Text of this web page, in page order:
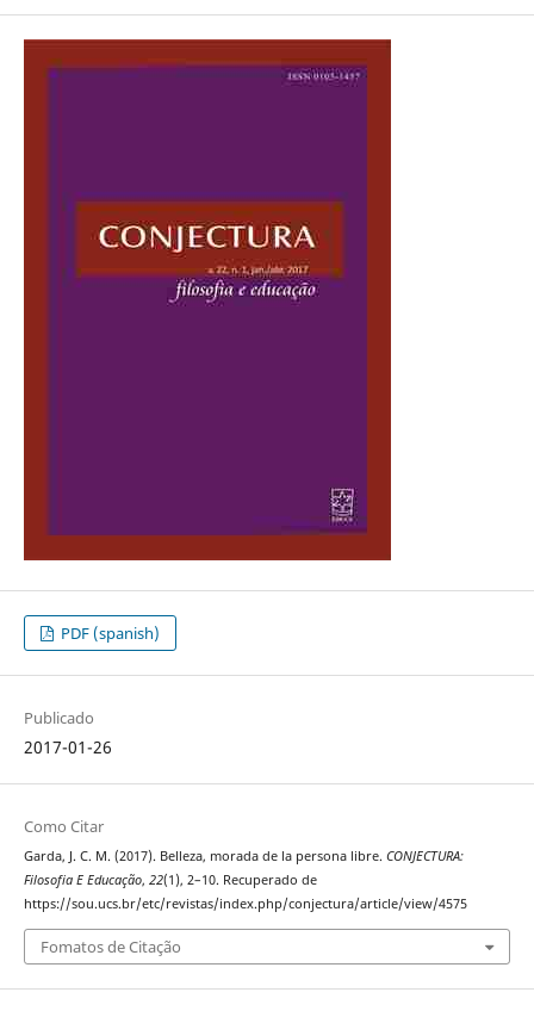
PDF (spanish)
Publicado
2017-01-26
Como Citar
Garda, J. C. M. (2017). Belleza, morada de la persona libre. CONJECTURA:
Filosofia E Educação, 22(1), 2–10. Recuperado de
https://sou.ucs.br/etc/revistas/index.php/conjectura/article/view/4575
Fomatos de Citação